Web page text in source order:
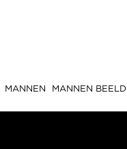
MANNEN MANNEN BEELD